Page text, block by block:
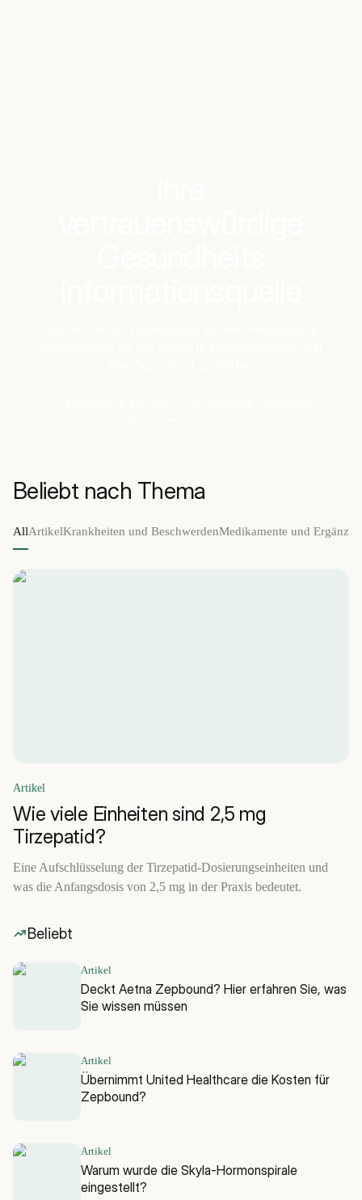
Beliebt nach Thema
AllArtikelKrankheiten und BeschwerdenMedikamente und
Artikel
Wie viele Einheiten sind 2,5 mg
Tirzepatid?
Eine Aufschlüsselung der Tirzepatid-Dosierungseinheiten und
was die Anfangsdosis von 2,5 mg in der Praxis bedeutet.
Beliebt
Artikel
Deckt Aetna Zepbound? Hier erfahren Sie, was
Sie wissen müssen
Artikel
Übernimmt United Healthcare die Kosten für
Zepbound?
Artikel
Warum wurde die Skyla-Hormonspirale
eingestellt?